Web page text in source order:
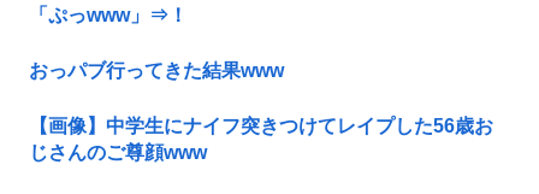
「ぷっwww」⇒！
おっパブ行ってきた結果www
【画像】中学生にナイフ突きつけてレイプした56歳お
じさんのご尊顔www